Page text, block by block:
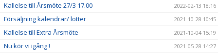
Kallelse till Årsmöte 27/3 17.00 2022-02-13 18:16
Försäljning kalendrar/ lotter 2021-10-28 10:45
Kallelse till Extra Årsmöte 2021-10-04 15:19
Nu kör vi igång ! 2021-05-28 14:27